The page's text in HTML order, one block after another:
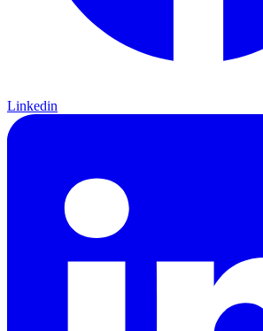
Linkedin